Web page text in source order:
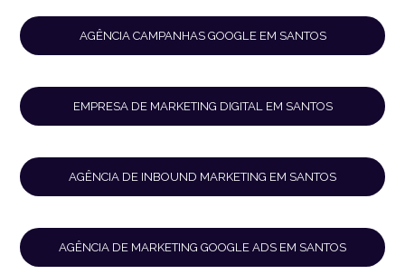
AGÊNCIA CAMPANHAS GOOGLE EM SANTOS
EMPRESA DE MARKETING DIGITAL EM SANTOS
AGÊNCIA DE INBOUND MARKETING EM SANTOS
AGÊNCIA DE MARKETING GOOGLE ADS EM SANTOS